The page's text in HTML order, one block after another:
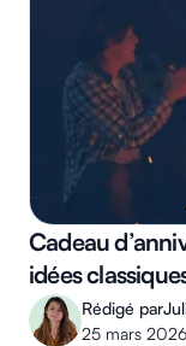
Cadeau
idées
Rédigé par
25 mars 2026